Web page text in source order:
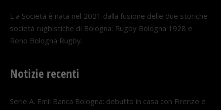
L a Società è nata nel 2021 dalla fusione delle due storiche
società rugbistiche di Bologna: Rugby Bologna 1928 e
Reno Bologna Rugby.
Notizie recenti
Serie A. Emil Banca Bologna: debutto in casa con Firenze e